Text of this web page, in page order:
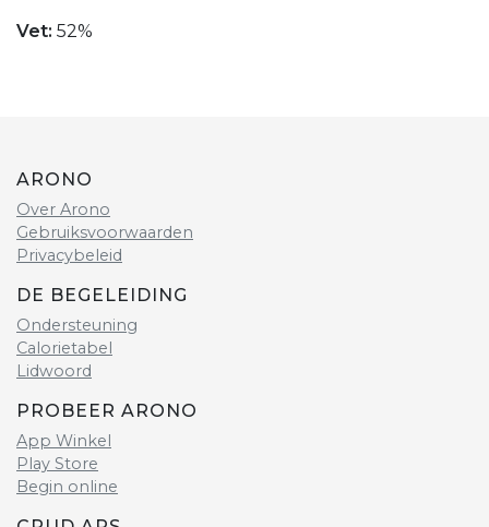
Vet: 52%
ARONO
Over Arono
Gebruiksvoorwaarden
Privacybeleid
DE BEGELEIDING
Ondersteuning
Calorietabel
Lidwoord
PROBEER ARONO
App Winkel
Play Store
Begin online